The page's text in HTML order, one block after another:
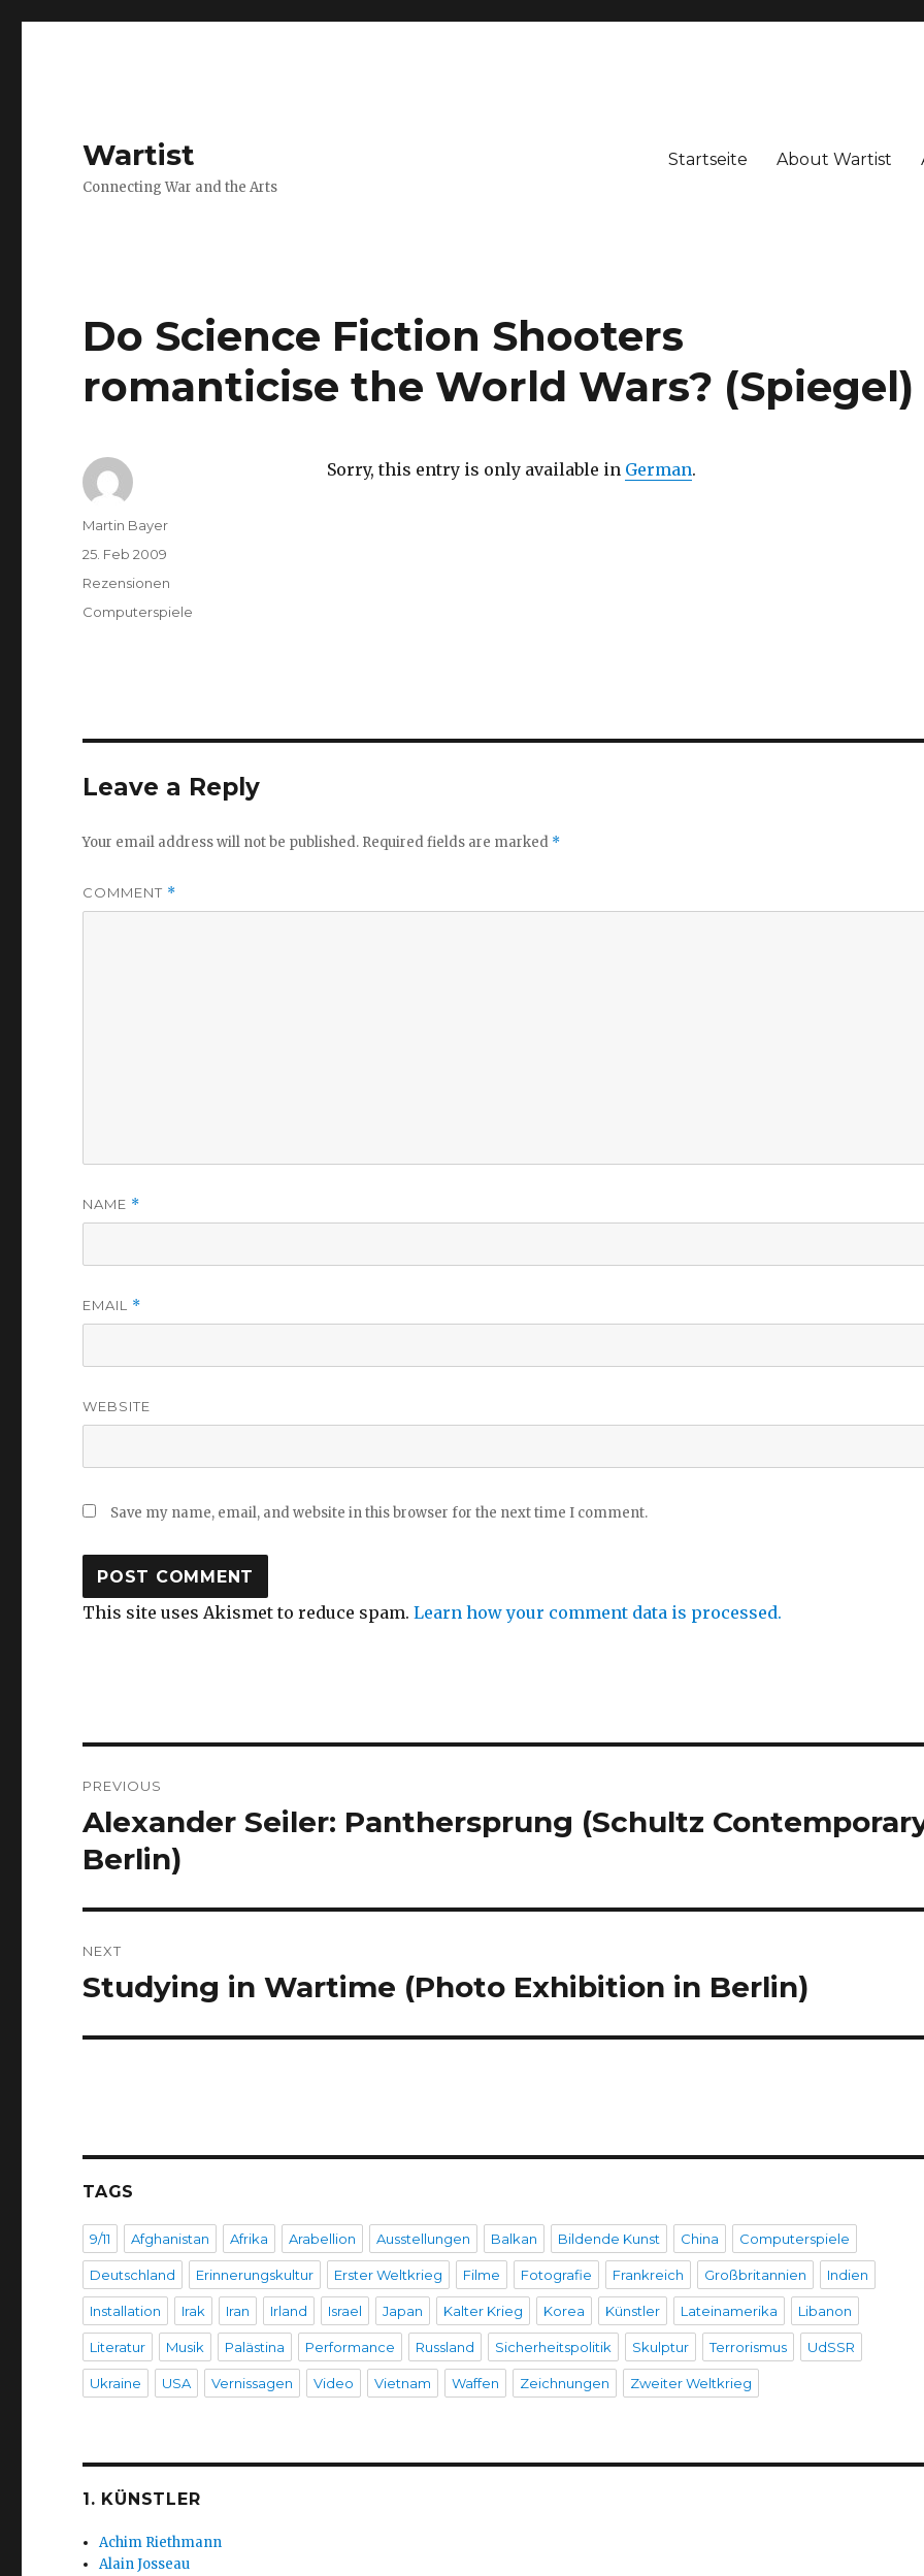
Wartist
Connecting War and the Arts
Startseite About Wartist
Do Science Fiction Shooters
romanticise the World Wars? (Spiegel)
Sorry, this entry is only available in German.
Author
Martin Bayer
Posted
25. Feb 2009
Categories
Rezensionen
Tags
Computerspiele
Leave a Reply
Your email address will not be published. Required fields are marked *
COMMENT *
NAME *
EMAIL *
WEBSITE
Save my name, email, and website in this browser for the next time I comment.
This site uses Akismet to reduce spam.Learn how your comment data is processed.
navigation
PREVIOUS
Previous
post:
Alexander Seiler: Panthersprung (Schultz
Berlin)
NEXT
Next
Studying in Wartime (Photo Exhibition in Berlin)
TAGS
9/11 Afghanistan Afrika Arabellion Ausstellungen Balkan Bildende Kunst China Computerspiele
Deutschland Erinnerungskultur Erster Weltkrieg Filme Fotografie Frankreich Großbritannien Indien
Installation Irak Iran Irland Israel Japan Kalter Krieg Korea Künstler Lateinamerika Libanon
Literatur Musik Palästina Performance Russland Sicherheitspolitik Skulptur Terrorismus UdSSR
Ukraine USA Vernissagen Video Vietnam Waffen Zeichnungen Zweiter Weltkrieg
1. KÜNSTLER
Achim Riethmann
Alain Josseau